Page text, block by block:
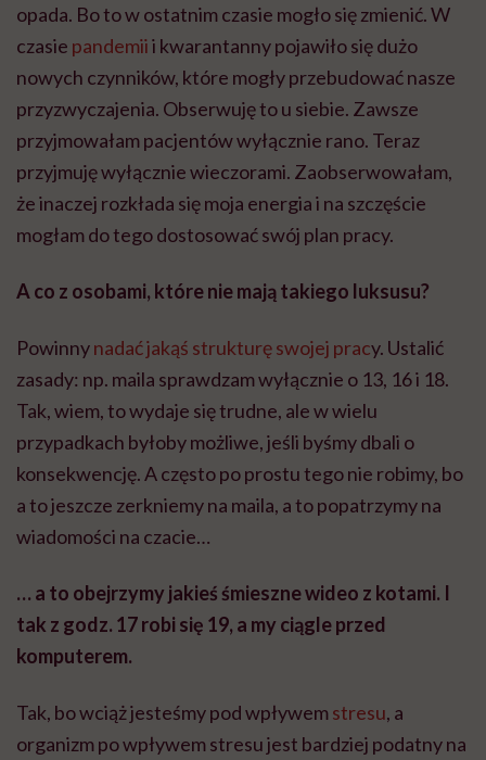
opada. Bo to w ostatnim czasie mogło się zmienić. W
czasie pandemiii kwarantanny pojawiło się dużo
nowych czynników, które mogły przebudować nasze
przyzwyczajenia. Obserwuję to u siebie. Zawsze
przyjmowałam pacjentów wyłącznie rano. Teraz
przyjmuję wyłącznie wieczorami. Zaobserwowałam,
że inaczej rozkłada się moja energia i na szczęście
mogłam do tego dostosować swój plan pracy.
A co z osobami, które nie mają takiego luksusu?
Powinnynadać jakąś strukturę swojej pracy. Ustalić
zasady: np. maila sprawdzam wyłącznie o 13, 16 i 18.
Tak, wiem, to wydaje się trudne, ale w wielu
przypadkach byłoby możliwe, jeśli byśmy dbali o
konsekwencję. A często po prostu tego nie robimy, bo
a to jeszcze zerkniemy na maila, a to popatrzymy na
wiadomości na czacie…
… a to obejrzymy jakieś śmieszne wideo z kotami. I
tak z godz. 17 robi się 19, a my ciągle przed
komputerem.
Tak, bo wciąż jesteśmy pod wpływemstresu, a
organizm po wpływem stresu jest bardziej podatny na